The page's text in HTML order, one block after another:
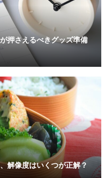
押さえるべきグッズ準備
解像度はいくつが正解？